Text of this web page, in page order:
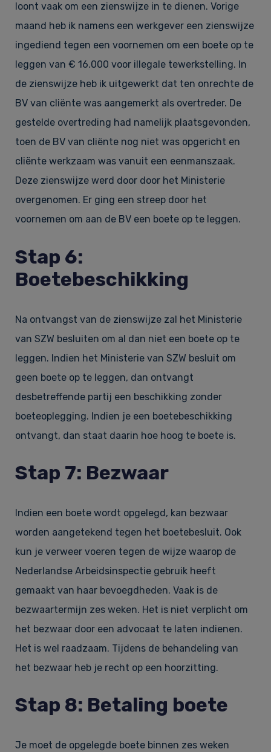
loont vaak om een zienswijze in te dienen. Vorige
maand heb ik namens een werkgever een zienswijze
ingediend tegen een voornemen om een boete op te
leggen van € 16.000 voor illegale tewerkstelling. In
de zienswijze heb ik uitgewerkt dat ten onrechte de
BV van cliënte was aangemerkt als overtreder. De
gestelde overtreding had namelijk plaatsgevonden,
toen de BV van cliënte nog niet was opgericht en
cliënte werkzaam was vanuit een eenmanszaak.
Deze zienswijze werd door door het Ministerie
overgenomen. Er ging een streep door het
voornemen om aan de BV een boete op te leggen.
Stap 6:
Boetebeschikking
Na ontvangst van de zienswijze zal het Ministerie
van SZW besluiten om al dan niet een boete op te
leggen. Indien het Ministerie van SZW besluit om
geen boete op te leggen, dan ontvangt
desbetreffende partij een beschikking zonder
boeteoplegging. Indien je een boetebeschikking
ontvangt, dan staat daarin hoe hoog te boete is.
Stap 7: Bezwaar
Indien een boete wordt opgelegd, kan bezwaar
worden aangetekend tegen het boetebesluit. Ook
kun je verweer voeren tegen de wijze waarop de
Nederlandse Arbeidsinspectie gebruik heeft
gemaakt van haar bevoegdheden. Vaak is de
bezwaartermijn zes weken. Het is niet verplicht om
het bezwaar door een advocaat te laten indienen.
Het is wel raadzaam. Tijdens de behandeling van
het bezwaar heb je recht op een hoorzitting.
Stap 8: Betaling boete
Je moet de opgelegde boete binnen zes weken